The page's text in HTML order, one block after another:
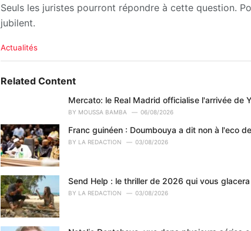
Seuls les juristes pourront répondre à cette question.
jubilent.
C
e
e
s
:
Actualités
Related Content
Mercato: le Real Madrid officialise l'arrivée de
BY MOUSSA BAMBA 06/08/2026
Franc guinéen : Doumbouya a dit non à l'eco
BY LA REDACTION 03/08/2026
Send Help : le thriller de 2026 qui vous
BY LA REDACTION 03/08/2026